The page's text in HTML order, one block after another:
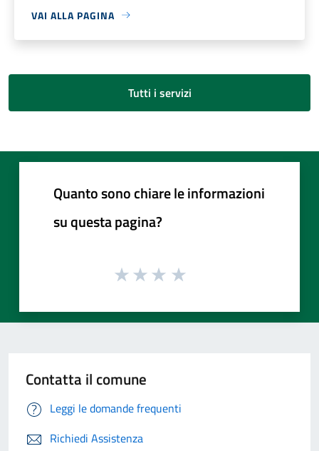
VAI ALLA PAGINA
Tutti i servizi
Quanto sono chiare le informazioni
su questa pagina?
Contatta il comune
Leggi le domande frequenti
Richiedi Assistenza